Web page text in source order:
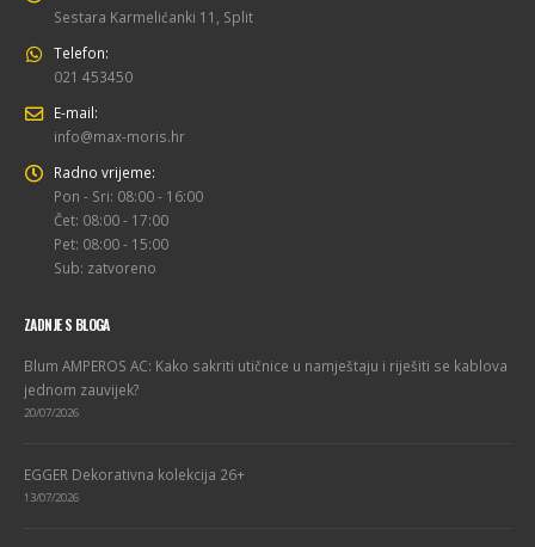
Sestara Karmelićanki 11, Split
Telefon:
021 453450
E-mail:
info@max-moris.hr
Radno vrijeme:
Pon - Sri: 08:00 - 16:00
Čet: 08:00 - 17:00
Pet: 08:00 - 15:00
Sub: zatvoreno
ZADNJE S BLOGA
Blum AMPEROS AC: Kako sakriti utičnice u namještaju i riješiti se kablova
jednom zauvijek?
20/07/2026
EGGER Dekorativna kolekcija 26+
13/07/2026